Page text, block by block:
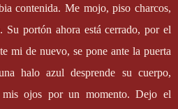
contenida. Me mojo, piso charcos,
Su portón ahora está cerrado, por el
mi de nuevo, se pone ante la puerta
halo azul desprende su cuerpo,
ojos por un momento. Dejo el